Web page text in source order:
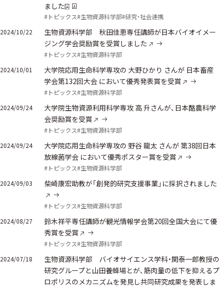
ました
#トピックス#生物資源科学部#研究・社会連携
2024/10/22
生物資源科学部 秋田佳恵専任講師が日本バイオイメー
ジング学会奨励賞を受賞しました
#トピックス#生物資源科学部
2024/10/01
大学院応用生命科学専攻の 大野ひかり さんが 日本畜産
学会第132回大会 において優秀発表賞を受賞
#トピックス#生物資源科学部
2024/09/24
大学院生物資源利用科学専攻 高 升さんが、日本酪農科学
会奨励賞を受賞
#トピックス#生物資源科学部
2024/09/24
大学院応用生命科学専攻の 野谷 龍太 さんが 第38回日本
放線菌学会 において優秀ポスター賞を受賞
#トピックス#生物資源科学部
2024/09/03
柴崎康宏助教が「創発的研究支援事業」に採択されました
#トピックス#生物資源科学部
2024/08/27
鈴木祥平専任講師が観光情報学会第20回全国大会にて優
秀賞を受賞
#トピックス#生物資源科学部
2024/07/18
生物資源科学部 バイオサイエンス学科・関泰一郎教授の
研究グループと山田養蜂場とが、筋肉量の低下を抑えるプ
ロポリスのメカニズムを発見し共同研究成果を発表しま